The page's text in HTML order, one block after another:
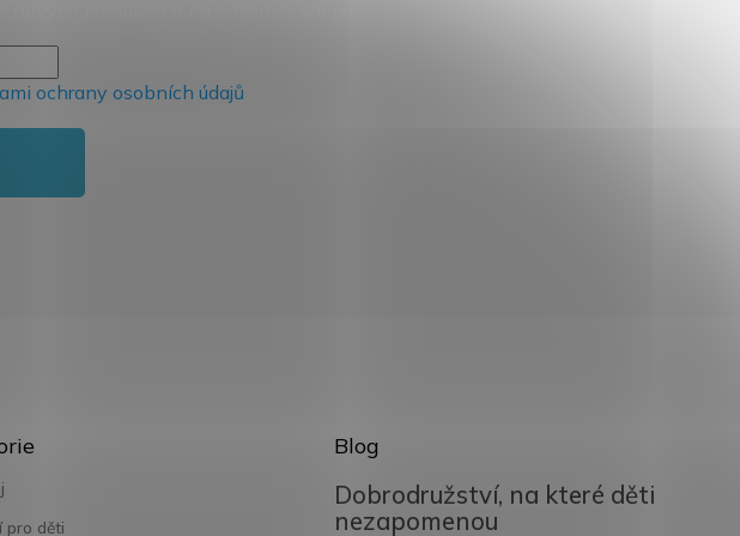
ochrany osobních údajů
pro děti
Blog
Dobrodružství, na které děti
nezapomenou